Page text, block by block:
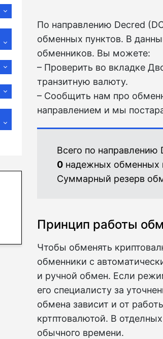
По направлению Decred
обменных пунктов. В
обменников. Вы можете:
– Проверить во вкладкe
транзитную валюту.
– Сообщить нам про
направлением и мы
Всего по направлению
0 надежных обменных
Суммарный резерв
Принцип работы
Чтобы обменять
обменники с
и ручной обмен. Если
его специалисту за
обмена зависит и от
кртптовалютой. В
обычного времени.